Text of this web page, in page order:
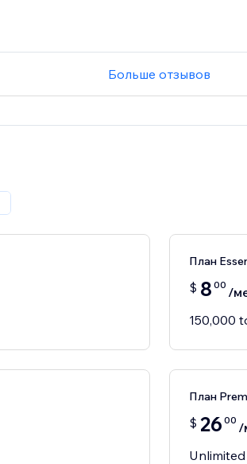
Больше отзывов
План
$ 8 00 /
150,000
План
$ 26 00 /